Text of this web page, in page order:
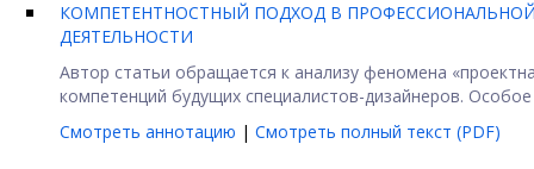
КОМПЕТЕНТНОСТНЫЙ ПОДХОД В
ДЕЯТЕЛЬНОСТИ
Автор статьи обращается к анализу феномена
компетенций будущих специалистов-дизайнеров.
Смотреть аннотацию | Смотреть полный текст (PDF)